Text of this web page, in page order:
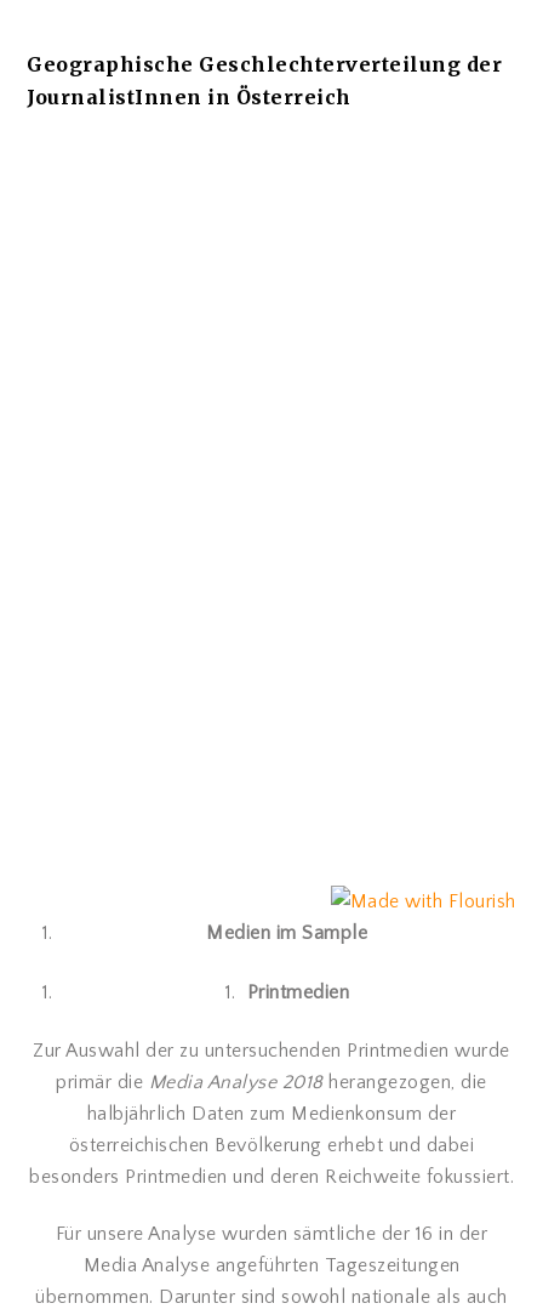
Geographische Geschlechterverteilung der
JournalistInnen in Österreich
Medien im Sample
1. Printmedien
Zur Auswahl der zu untersuchenden Printmedien wurde
primär die Media Analyse 2018herangezogen, die
halbjährlich Daten zum Medienkonsum der
österreichischen Bevölkerung erhebt und dabei
besonders Printmedien und deren Reichweite fokussiert.
Für unsere Analyse wurden sämtliche der 16 in der
Media Analyse angeführten Tageszeitungen
übernommen. Darunter sind sowohl nationale als auch